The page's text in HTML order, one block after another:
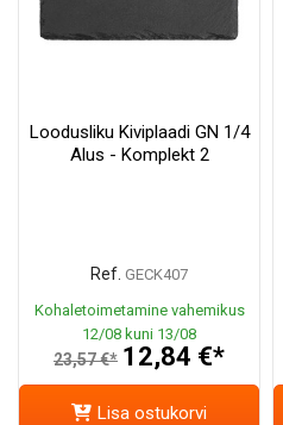
Loodusliku Kiviplaadi GN 1/4
Alus - Komplekt 2
Ref. GECK407
Kohaletoimetamine vahemikus
12/08 kuni 13/08
23,57 €* 12,84 €*
Lisa ostukorvi